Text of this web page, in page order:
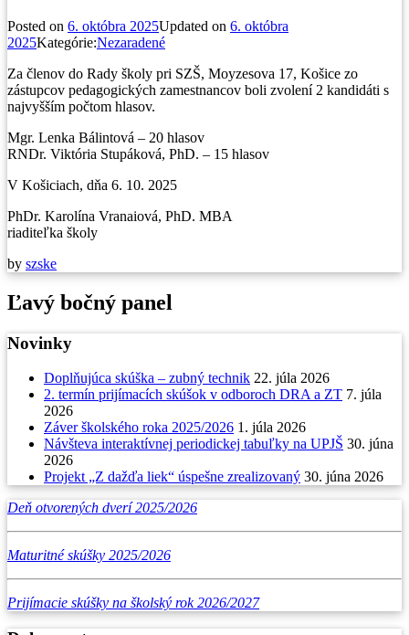
Posted on 6. októbra 2025Updated on 6. októbra
2025Kategórie:Nezaradené
Za členov do Rady školy pri SZŠ, Moyzesova 17, Košice zo
zástupcov pedagogických zamestnancov boli zvolení 2 kandidáti s
najvyšším počtom hlasov.
Mgr. Lenka Bálintová – 20 hlasov
RNDr. Viktória Stupáková, PhD. – 15 hlasov
V Košiciach, dňa 6. 10. 2025
PhDr. Karolína Vranaiová, PhD. MBA
riaditeľka školy
by szske
Ľavý bočný panel
Novinky
Doplňujúca skúška – zubný technik 22. júla 2026
2. termín prijímacích skúšok v odboroch DRA a ZT 7. júla
2026
Záver školského roka 2025/2026 1. júla 2026
Návšteva interaktívnej periodickej tabuľky na UPJŠ 30. júna
2026
Projekt „Z dažďa liek“ úspešne zrealizovaný 30. júna 2026
Deň otvorených dverí 2025/2026
Maturitné skúšky 2025/2026
Prijímacie skúšky na školský rok 2026/2027